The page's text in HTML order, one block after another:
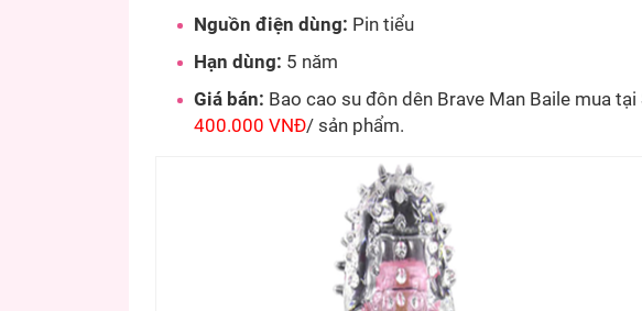
Nguồn điện dùng: Pin tiểu
Hạn dùng: 5 năm
Giá bán: Bao cao su đôn dên Brave Man Baile mua
400.000 VNĐ/ sản phẩm.